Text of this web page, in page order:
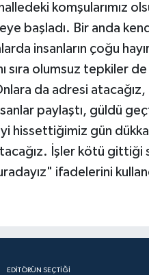
komşularımız
başladı. Bir anda
insanların çoğu
sıra olumsuz tepkiler
da adresi
paylaştı, güldü
hissettiğimiz gün
İşler kötü gittiği
ifadelerini
EDITÖRÜN SEÇTIĞI